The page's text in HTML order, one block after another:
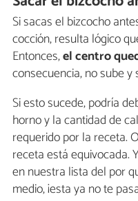
Si sacas el bizcocho
cocción, resulta lógico
Entonces,el centro
consecuencia, no sube y
Si esto sucede, podría
horno y la cantidad de
requerido por la receta.
receta está equivocada.
en nuestra lista del por
medio, ¡esta ya no te